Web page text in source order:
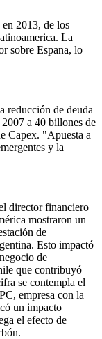
2013, de los
La
sobre Espana, lo
reducción de deuda
a 40 billones de
Capex. "Apuesta a
y la
director financiero
mostraron un
de
Esto impactó
de
que contribuyó
se contempla el
empresa con la
un impacto
el efecto de